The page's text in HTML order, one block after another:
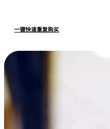
一键快速重复购买